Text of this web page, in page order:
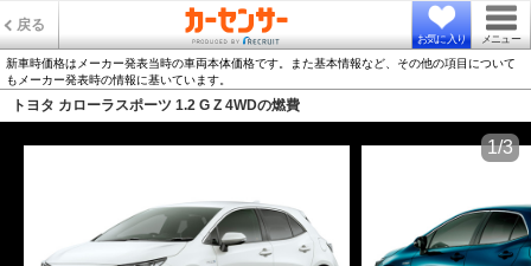
戻る
お気に入り メニュー
新車時価格はメーカー発表当時の車両本体価格です。また基本情報など、その他の項目について
もメーカー発表時の情報に基いています。
トヨタ カローラスポーツ 1.2 G Z 4WDの燃費
1/3